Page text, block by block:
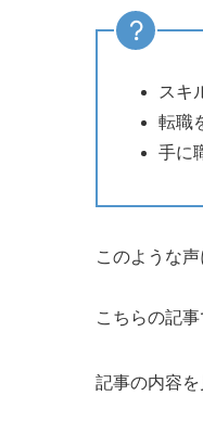
スキ
転職
手に
このような
こちらの記
記事の内容